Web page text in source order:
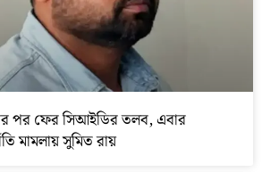
পর ফের সিআইডির তলব, এবার
মামলায় সুমিত রায়